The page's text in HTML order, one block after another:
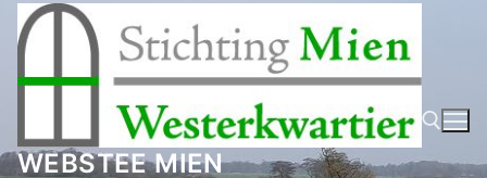
naar
inhoud
WEBSTEE MIEN